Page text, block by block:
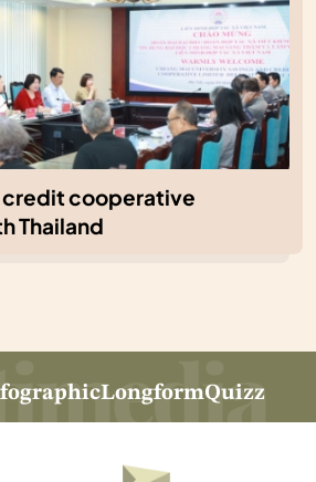
cooperative
Thailand
LongformQuizz